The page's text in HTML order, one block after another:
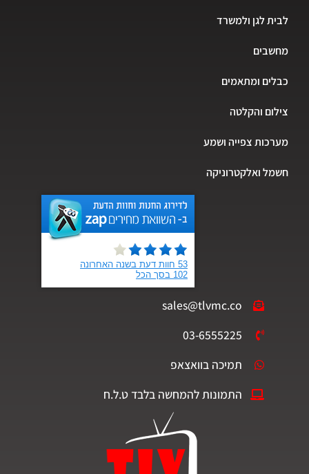
לבית לגן ולמשרד
מחשבים
כבלים ומתאמים
צילום והקלטה
מערכות צפייה ושמע
חשמל ואלקטרוניקה
sales@tlvmc.co
03-6555225
תמיכה בוואצאפ
התמונות להמחשה בלבד ט.ל.ח